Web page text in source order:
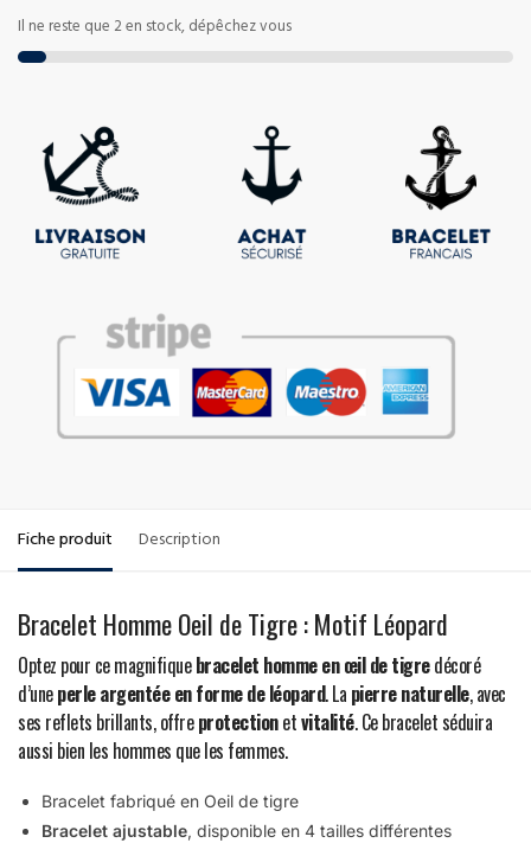
Il ne reste que 2 en stock, dépêchez vous
Fiche produit Description
Bracelet Homme Oeil de Tigre : Motif Léopard
Optez pour ce magnifiquebracelet homme en œil de tigredécoré
d’uneperle argentée en forme de léopard. La pierre naturelle, avec
ses reflets brillants, offreprotectionetvitalité. Ce bracelet séduira
aussi bien les hommes que les femmes.
Bracelet fabriqué en Oeil de tigre
Bracelet ajustable, disponible en 4 tailles différentes